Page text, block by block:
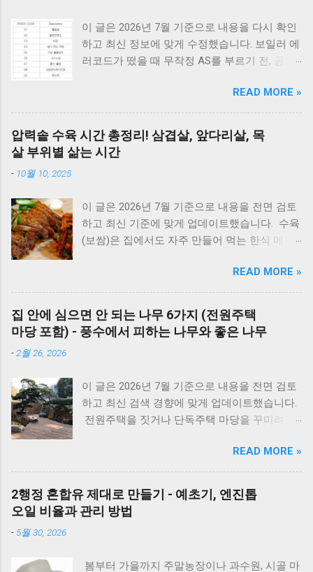
이 글은 2026년 7월 기준으로 내용을 다시 확인
하고 최신 정보에 맞게 수정했습니다. 보일러 에
러코드가 떴을 때 무작정 AS를 부르기 전, 공통
밸브가 열려 있는지, 2) 전원 플러그를 뽑았다가
5분 뒤 다시 꽂아보았는지(리셋), 3) 실내 온도
조절기의 설정이 올바른지 확인해보세요. 상세
코드는 아래에서 확인할 수 있습니다. E1부터 EF
까지 모든 대우보일러(알토엔대우) 에러코드의
드 E1~EF 원인과 해결법 (AS 전 자가점검, 수리
비) 🚨 잠깐! AS 부르기 전 이것만은 확인하세
요! 에러코드 E1 - 단수나 동파를 확인하세요.
드 E2 - 가스 밸브가 잠겨있지 않나요? 가스레인
지를 켜서 가스가 공급되는지 먼저 확인하세요.
리셋의 마법 - 코드를 뽑고 5분 뒤 다시 꽂는 것
만으로도 단순 센서 오류의 70%는 해결됩니다.
방법 E1 원인 : 물 부족, 단수, 동파 확인 : 급수밸
브·단수 여부 확인 조치 : 물 보충 후 리셋 ※ 반
복되면 AS 점검 E2 원인 : 불완전 연소, 가스 공
급 이상 확인 : 가스밸브, 가스레인지 작동 여부
조치 : 가스 확인 후 리셋 E3 원인 : 과열(비등) 확
인 : 배기구 이물질 확인 조치 : 막힌 부분 제거
E5 원인 : 이상 불꽃 감지 조치 : 전원 리셋 ※ 계
인 : 통신 불량...
READ MORE »
압력솥 수육 시간 총정리! 삼겹살, 앞다리살, 목
살 부위별 삶는 시간
- 10월 10, 2025
이 글은 2026년 7월 기준으로 내용을 전면 검토
하고 최신 기준에 맞게 업데이트했습니다. 수육
(보쌈)은 집에서도 자주 만들어 먹는 한식 메뉴
때문에 선뜻 도전하지 못하는 분들도 많습니다.
그런데 압력솥 을 사용하면 삶는 시간을 줄이면
서도 고기를 부드럽고 촉촉하게 익힐 수 있습니
다. 압력솥 수육 시간은 돼지고기 부위에 따라
달라집니다. 압력솥의 '추'가가 흔들린 뒤 삼겹살
솥을 사용하면 일반 냄비보다 조리 시간이 훨씬
짧아지면서도 촉촉한 수육과 보쌈을 만들 수 있
습니다. 하지만 부위와 두께에 따라 시간을 조금
는 시간은 물론 압력솥 보쌈 시간, 압력밥솥 수
육, 전기압력밥솥 수육 조리시간, 물의 양과 자
연 김빼기 시간까지 정리해 보았습니다. 바로 아
래 표만 확인해도 내 고기에 맞는 시간을 바로
로 수육을 만드는 가장 큰 이유는 조리 시간이
READ MORE »
집 안에 심으면 안 되는 나무 6가지 (전원주택
마당 포함) - 풍수에서 피하는 나무와 좋은 나무
- 2월 26, 2026
이 글은 2026년 7월 기준으로 내용을 전면 검토
하고 최신 검색 경향에 맞게 업데이트했습니다.
전원주택을 짓거나 단독주택 마당을 꾸미려고
다. 바로 ‘ 집 안에 심으면 안 되는 나무 ’ 입니다.
여기서 말하는 ‘집 안’은 실내 화분만을 뜻하는
게 아니라, 담장 안 마당과 집터 전체를 두고 하
는 말입니다. 요즘은 보기 좋은 조경수만 고르기
보다는, 풍수 인테리어라든지 집터의 기운, 재물
READ MORE »
2행정 혼합유 제대로 만들기 - 예초기, 엔진톱
오일 비율과 관리 방법
- 5월 30, 2026
봄부터 가을까지 주말농장이나 과수원, 시골 마